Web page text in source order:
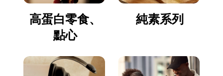
高蛋白零食、
點心
純素系列